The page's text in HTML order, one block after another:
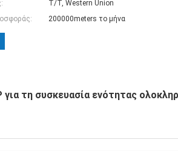
T/T, Western Union
200000meters το μήνα
τη συσκευασία ενότητας